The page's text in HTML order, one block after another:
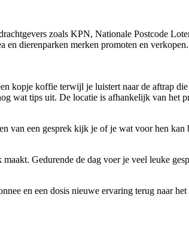
zoals KPN, Nationale Postcode
dierenparken merken promoten en
kopje koffie terwijl je luistert naar de aftrap
wat tips uit. De locatie is afhankelijk van
van een gesprek kijk je of je wat voor hen
Gedurende de dag voer je veel leuke
en een dosis nieuwe ervaring terug naar